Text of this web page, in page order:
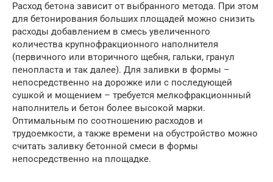
Расход бетона зависит от выбранного метода. При этом
для бетонирования больших площадей можно снизить
расходы добавлением в смесь увеличенного
количества крупнофракционного наполнителя
(первичного или вторичного щебня, гальки, гранул
пенопласта и так далее). Для заливки в формы –
непосредственно на дорожке или с последующей
сушкой и мощением – требуется мелкофракционнный
наполнитель и бетон более высокой марки.
Оптимальным по соотношению расходов и
трудоемкости, а также времени на обустройство можно
считать заливку бетонной смеси в формы
непосредственно на площадке.